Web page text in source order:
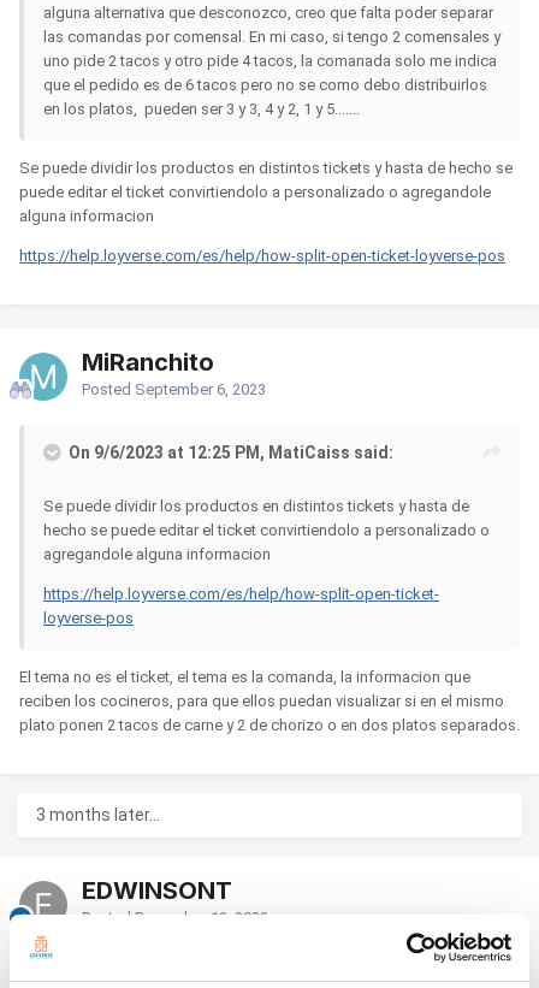
alguna alternativa que desconozco, creo que falta poder separar
las comandas por comensal. En mi caso, si tengo 2 comensales y
uno pide 2 tacos y otro pide 4 tacos, la comanada solo me indica
que el pedido es de 6 tacos pero no se como debo distribuirlos
en los platos, pueden ser 3 y 3, 4 y 2, 1 y 5.......
Se puede dividir los productos en distintos tickets y hasta de hecho se
puede editar el ticket convirtiendolo a personalizado o agregandole
alguna informacion
https://help.loyverse.com/es/help/how-split-open-ticket-loyverse-pos
MiRanchito
Posted September 6, 2023
On 9/6/2023 at 12:25 PM, MatiCaiss said:
Se puede dividir los productos en distintos tickets y hasta de
hecho se puede editar el ticket convirtiendolo a personalizado o
agregandole alguna informacion
https://help.loyverse.com/es/help/how-split-open-ticket-
loyverse-pos
El tema no es el ticket, el tema es la comanda, la informacion que
reciben los cocineros, para que ellos puedan visualizar si en el mismo
plato ponen 2 tacos de carne y 2 de chorizo o en dos platos separados.
3 months later...
EDWINSONT
Posted December 13, 2023
Hola buenas si el tema es valido aun tambien me parece que le falta la